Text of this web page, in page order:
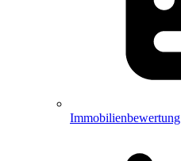
Immobilienbewertung